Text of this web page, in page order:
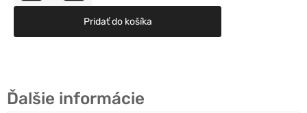
Pridať do košíka
Ďalšie informácie